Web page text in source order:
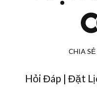
CHIA
Hỏi Đáp | Đặt